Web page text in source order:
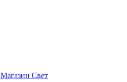
Магазин Свет